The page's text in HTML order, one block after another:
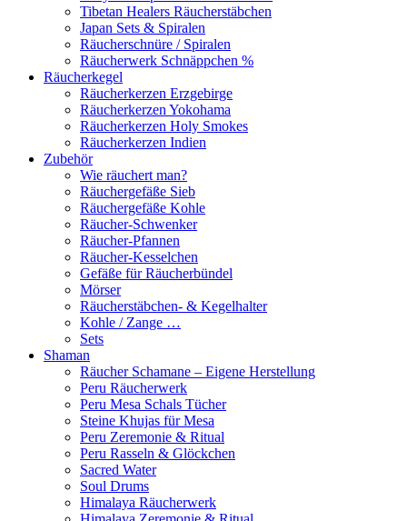
Tibetan Healers Räucherstäbchen
Japan Sets & Spiralen
Räucherschnüre / Spiralen
Räucherwerk Schnäppchen %
Räucherkegel
Räucherkerzen Erzgebirge
Räucherkerzen Yokohama
Räucherkerzen Holy Smokes
Räucherkerzen Indien
Zubehör
Wie räuchert man?
Räuchergefäße Sieb
Räuchergefäße Kohle
Räucher-Schwenker
Räucher-Pfannen
Räucher-Kesselchen
Gefäße für Räucherbündel
Mörser
Räucherstäbchen- & Kegelhalter
Kohle / Zange …
Sets
Shaman
Räucher Schamane – Eigene Herstellung
Peru Räucherwerk
Peru Mesa Schals Tücher
Steine Khujas für Mesa
Peru Zeremonie & Ritual
Peru Rasseln & Glöckchen
Sacred Water
Soul Drums
Himalaya Räucherwerk